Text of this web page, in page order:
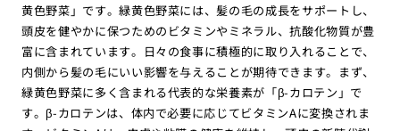
黄色野菜」です。緑黄色野菜には、髪の毛の成長をサポートし、
頭皮を健やかに保つためのビタミンやミネラル、抗酸化物質が豊
富に含まれています。日々の食事に積極的に取り入れることで、
内側から髪の毛にいい影響を与えることが期待できます。まず、
緑黄色野菜に多く含まれる代表的な栄養素が「β-カロテン」で
す。β-カロテンは、体内で必要に応じてビタミンAに変換されま